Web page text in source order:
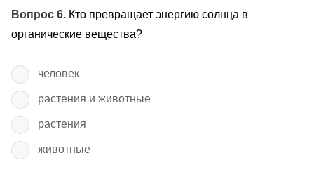
Вопрос 6. Кто превращает энергию солнца в
органические вещества?
человек
растения и животные
растения
животные